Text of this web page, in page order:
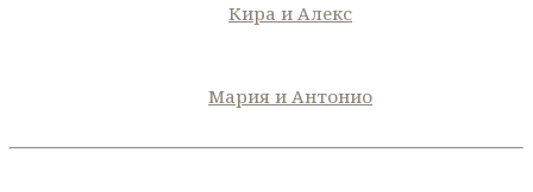
Кира и Алекс
Мария и Антонио